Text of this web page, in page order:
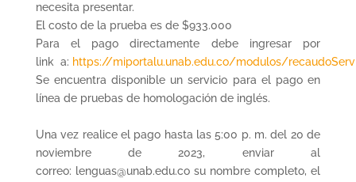
necesita presentar.
El costo de la prueba es de $933.000
Para el pago directamente debe ingresar por
link a: https://miportalu.unab.edu.co/modulos/
Se encuentra disponible un servicio para el pago en
línea de pruebas de homologación de inglés.
Una vez realice el pago hasta las 5:00 p. m. del 20 de
noviembre de 2023, enviar al
correo: lenguas@unab.edu.co su nombre completo, el